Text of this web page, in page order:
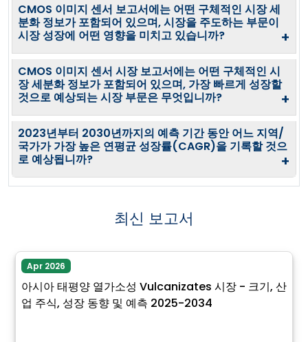
CMOS 이미지 센서 보고서에는 어떤 구체적인 시장 세
분화 정보가 포함되어 있으며, 시장을 주도하는 부문이
시장 성장에 어떤 영향을 미치고 있습니까?
+
CMOS 이미지 센서 시장 보고서에는 어떤 구체적인 시
장 세분화 정보가 포함되어 있으며, 가장 빠르게 성장할
것으로 예상되는 시장 부문은 무엇입니까?
+
2023년부터 2030년까지의 예측 기간 동안 어느 지역/
국가가 가장 높은 연평균 성장률(CAGR)을 기록할 것으
로 예상됩니까?
+
최신 보고서
Apr 2026
아시아 태평양 열가소성 Vulcanizates 시장 - 크기, 산
업 주식, 성장 동향 및 예측 2025-2034